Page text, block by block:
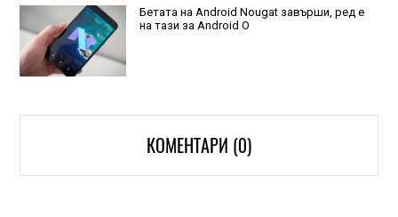
Бетата на Android Nougat завърши, ред е
на тази за Android O
КОМЕНТАРИ (0)